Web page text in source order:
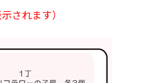
されます）